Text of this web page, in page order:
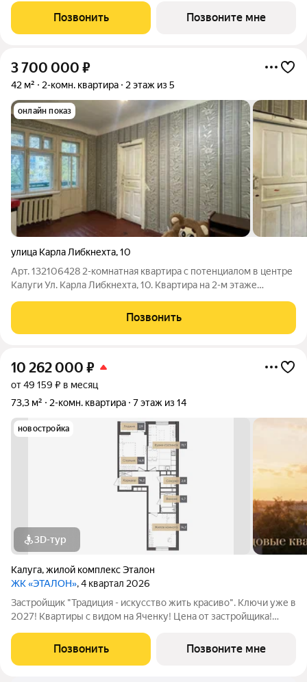
программы покупки: -Семейная ипотека с платежами от 25
тыс/руб (для однушек), от 35
Позвонить Позвоните мне
3 700 000 ₽
42 м² 2-комн. квартира 2 этаж из 5
онлайн показ
улица Карла Либкнехта,10
Арт. 132106428 2-комнатная квартира с потенциалом в центре
Калуги Ул. Карла Либкнехта, 10. Квартира на 2-м этаже
ремонта, что позволяет сделать планировку и отделку под
себя. Выгодное расположение:
Позвонить
10 262 000 ₽
от 49 159 ₽ в месяц
73,3 м²
2-комн. квартира 7 этаж из 14
новостройка
3D-тур
Калуга,жилой комплекс Эталон
ЖК «ЭТАЛОН», 4 квартал 2026
Застройщик "Традиция - искусство жить красиво". Ключи уже в
2027! Квартиры с видом на Яченку! Цена от застройщика!
программы покупки: -Семейная ипотека с платежами от 25
тыс/руб (для однушек), от 35
Позвонить Позвоните мне